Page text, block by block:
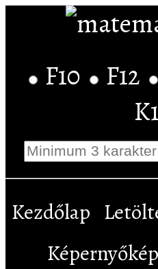
F10 F12
Kezdőlap